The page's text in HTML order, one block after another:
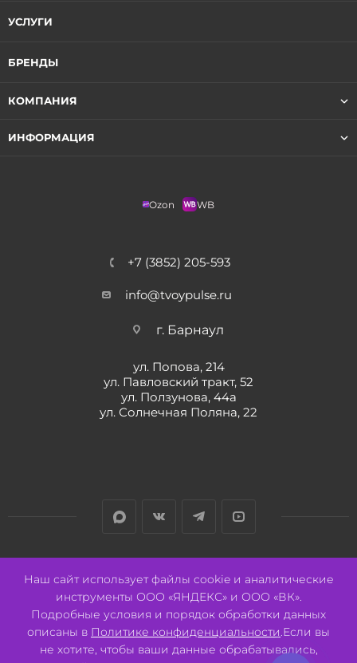
УСЛУГИ
БРЕНДЫ
КОМПАНИЯ
ИНФОРМАЦИЯ
Ozon WB
+7 (3852) 205-593
info@tvoypulse.ru
г. Барнаул
ул. Попова, 214
ул. Павловский тракт, 52
ул. Ползунова, 44а
ул. Солнечная Поляна, 22
2026 © ООО "СВК"/ 656064 г. Барнаул, ул. Павловский тракт, 52.
Разработано:Авалон
Наш сайт использует файлы cookie и аналитические
инструменты ООО «ЯНДЕКС» и ООО «ВК».
Подробные условия и порядок обработки данных
описаны в Политике конфиденциальности.Если вы
не хотите, чтобы ваши данные обрабатывались,